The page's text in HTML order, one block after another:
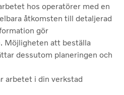
hos operatörer med en
åtkomsten till detaljerad
gör
Möjligheten att beställa
dessutom planeringen och
arbetet i din verkstad